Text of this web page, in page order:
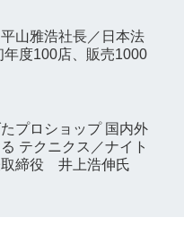
山雅浩社長／日本法
年度100店、販売1000
プロショップ 国内外
テクニクス／ナイト
取締役 井上浩伸氏